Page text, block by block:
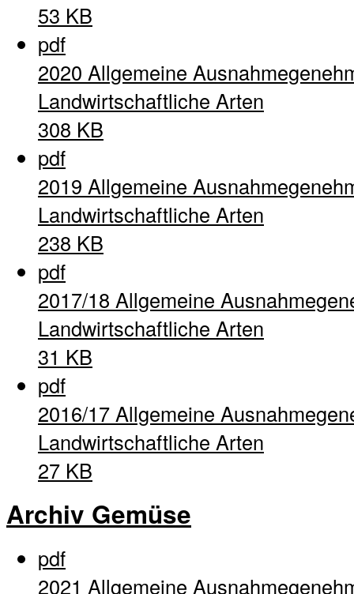
53 KB
pdf
2020 Allgemeine
Landwirtschaftliche Arten
308 KB
pdf
2019 Allgemeine
Landwirtschaftliche Arten
238 KB
pdf
2017/18 Allgemeine
Landwirtschaftliche Arten
31 KB
pdf
2016/17 Allgemeine
Landwirtschaftliche Arten
27 KB
Archiv Gemüse
pdf
2021 Allgemeine